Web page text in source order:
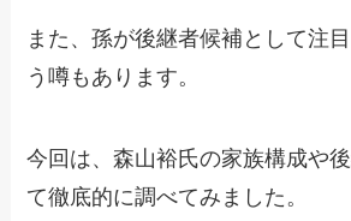
また、孫が後継者候補として注
う噂もあります。
今回は、森山裕氏の家族構成や
て徹底的に調べてみました。